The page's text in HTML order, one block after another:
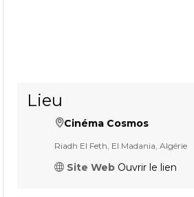
Lieu
Cinéma Cosmos
Riadh El Feth, El Madania, Algérie
Site Web Ouvrir le lien